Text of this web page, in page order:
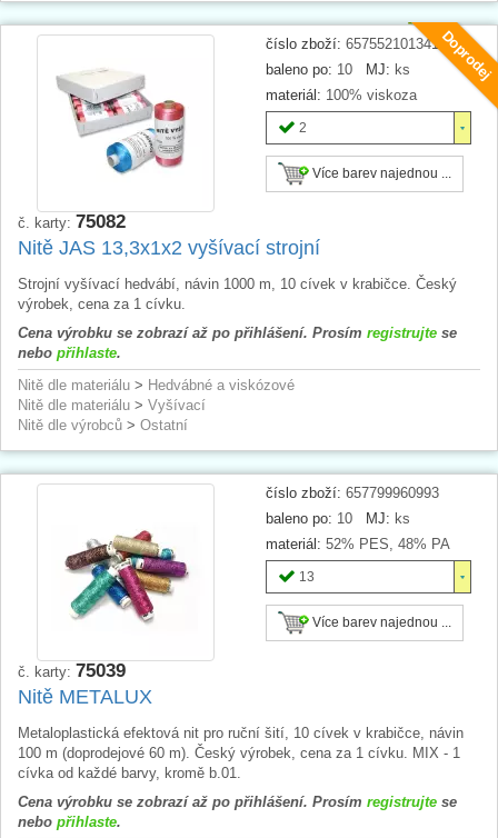
Doprodej
číslo zboží: 657552101341
baleno po: 10 MJ: ks
materiál: 100% viskoza
2
Více barev najednou ...
č. karty: 75082
Nitě JAS 13,3x1x2 vyšívací strojní
Strojní vyšívací hedvábí, návin 1000 m, 10 cívek v krabičce. Český
výrobek, cena za 1 cívku.
Cena výrobku se zobrazí až po přihlášení. Prosím registrujte se
nebo přihlaste.
Nitě dle materiálu > Hedvábné a viskózové
Nitě dle materiálu > Vyšívací
Nitě dle výrobců > Ostatní
číslo zboží: 657799960993
baleno po: 10 MJ: ks
materiál: 52% PES, 48% PA
13
Více barev najednou ...
č. karty: 75039
Nitě METALUX
Metaloplastická efektová nit pro ruční šití, 10 cívek v krabičce, návin
100 m (doprodejové 60 m). Český výrobek, cena za 1 cívku. MIX - 1
cívka od každé barvy, kromě b.01.
Cena výrobku se zobrazí až po přihlášení. Prosím registrujte se
nebo přihlaste.